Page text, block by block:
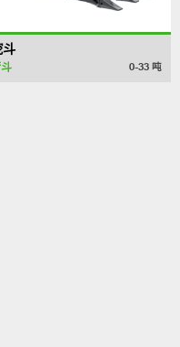
斗
0-33 吨